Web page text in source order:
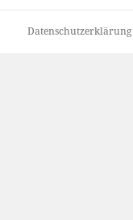
Datenschutzerklärung